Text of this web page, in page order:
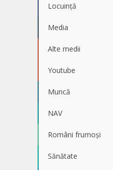
Locuință
Media
Alte medii
Youtube
Muncă
NAV
Români frumoși
Sănătate